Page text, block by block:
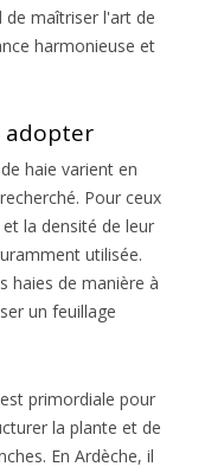
de maîtriser l'art de
harmonieuse et
adopter
haie varient en
Pour ceux
la densité de leur
utilisée.
haies de manière à
un feuillage
primordiale pour
la plante et de
En Ardèche, il